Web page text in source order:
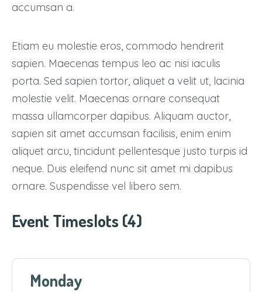
accumsan a.
Etiam eu molestie eros, commodo hendrerit
sapien. Maecenas tempus leo ac nisi iaculis
porta. Sed sapien tortor, aliquet a velit ut, lacinia
molestie velit. Maecenas ornare consequat
massa ullamcorper dapibus. Aliquam auctor,
sapien sit amet accumsan facilisis, enim enim
aliquet arcu, tincidunt pellentesque justo turpis id
neque. Duis eleifend nunc sit amet mi dapibus
ornare. Suspendisse vel libero sem.
Event Timeslots (4)
Monday